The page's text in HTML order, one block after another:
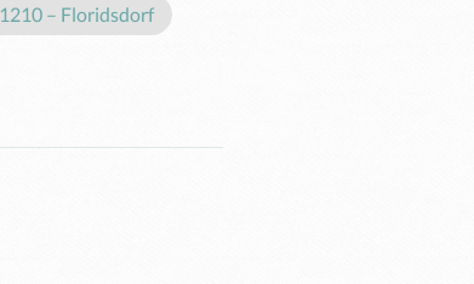
1210 – Floridsdorf